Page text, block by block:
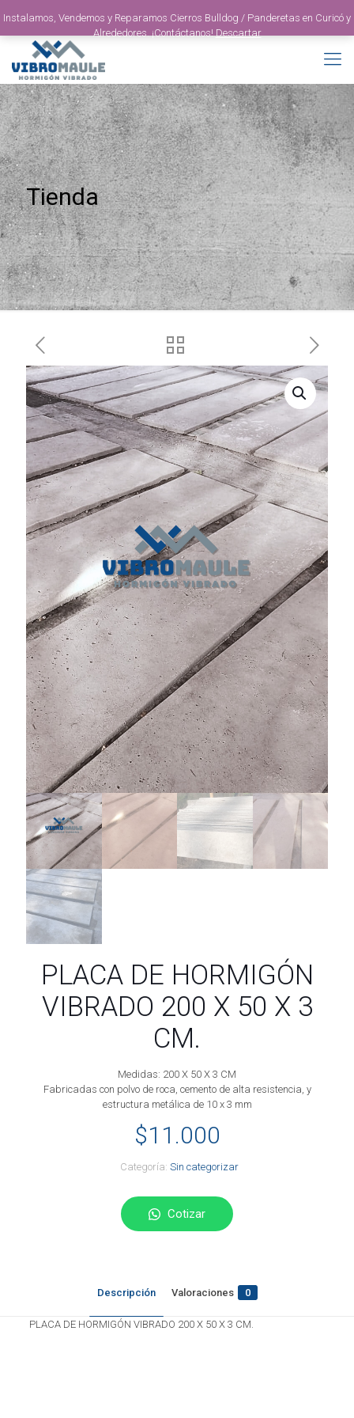
Tienda
PLACA DE HORMIGÓN
VIBRADO 200 X 50 X 3
CM.
Medidas: 200 X 50 X 3 CM
Fabricadas con polvo de roca, cemento de alta resistencia, y
estructura metálica de 10 x 3 mm
$11.000
Cotizar
Categoría: Sin categorizar
Descripción Valoraciones 0
PLACA DE HORMIGÓN VIBRADO 200 X 50 X 3 CM.
Instalamos, Vendemos y Reparamos Cierros Bulldog / Panderetas en Curicó y
Alrededores. ¡Contáctanos!Descartar